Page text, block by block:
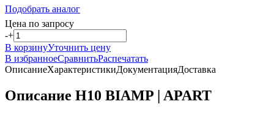
Подобрать аналог
Цена по запросу
-+
В корзинуУточнить цену
В избранноеСравнитьРаспечатать
ОписаниеХарактеристикиДокументацияДоставка
Описание H10 BIAMP | APART